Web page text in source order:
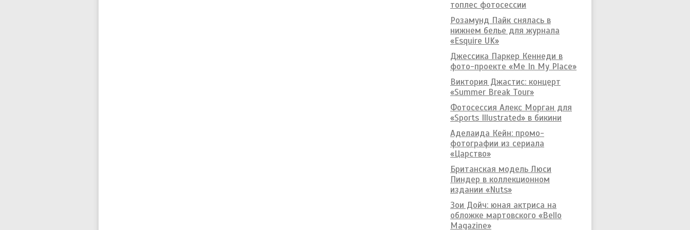
топлес фотосессии
Розамунд Пайк снялась в
нижнем белье для журнала
«Esquire UK»
Джессика Паркер Кеннеди в
фото-проекте «Me In My Place»
Виктория Джастис: концерт
«Summer Break Tour»
Фотосессия Алекс Морган для
«Sports Illustrated» в бикини
Аделаида Кейн: промо-
фотографии из сериала
«Царство»
Британская модель Люси
Пиндер в коллекционном
издании «Nuts»
Зои Дойч: юная актриса на
обложке мартовского «Bello
Magazine»